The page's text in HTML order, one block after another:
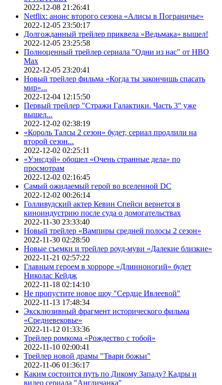
2022-12-08 21:26:41
Netflix: анонс второго сезона «Алисы в Пограничье»
2022-12-05 23:50:17
Долгожданный трейлер приквела «Ведьмака» вышел!
2022-12-05 23:25:58
Полноценный трейлер сериала "Одни из нас" от HBO
Max
2022-12-05 23:20:41
Новый трейлер фильма «Когда ты закончишь спасать
мир»...
2022-12-04 12:15:50
Первый трейлер "Стражи Галактики. Часть 3" уже
вышел...
2022-12-02 02:38:19
«Король Талсы 2 сезон» будет, сериал продлили на
второй сезон...
2022-12-02 02:25:11
«Уэнсдэй» обошел «Очень странные дела» по
просмотрам
2022-12-02 02:16:45
Самый ожидаемый герой во вселенной DC
2022-12-02 00:26:14
Голливудский актер Кевин Спейси вернется в
киноиндустрию после суда о домогательствах
2022-11-30 23:33:40
Новый трейлер «Вампиры средней полосы 2 сезон»
2022-11-30 02:28:50
Новые съемки и трейлер роуд-муви «Далекие близкие»
2022-11-21 02:57:22
Главным героем в хорроре «Длинноногий» будет
Николас Кейдж
2022-11-18 02:14:10
Не пропустите новое шоу "Сердце Ивлеевой"
2022-11-13 17:48:34
Эксклюзивный фрагмент исторического фильма
«Средневековье»
2022-11-12 01:33:36
Трейлер ромкома «Рождество с тобой»
2022-11-10 02:00:41
Трейлер новой драмы "Твари божьи"
2022-11-06 01:36:17
Каким состоится путь по Дикому Западу? Кадры и
видео сериала "Англичанка"